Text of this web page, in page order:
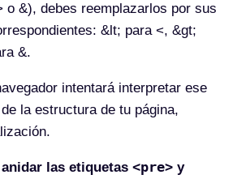
o &), debes reemplazarlos por sus
&lt; para <, &gt;
&.
intentará interpretar ese
la estructura de tu página,
las etiquetas <pre> y